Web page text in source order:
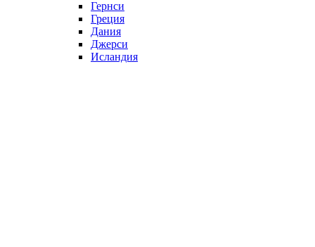
Гернси
Греция
Дания
Джерси
Исландия